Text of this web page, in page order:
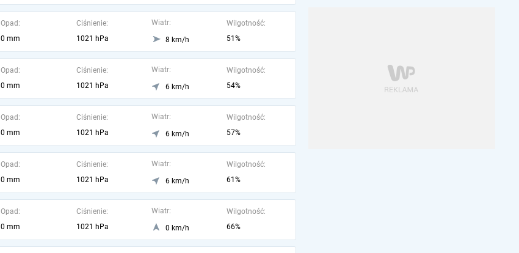
Opad:
0 mm
Ciśnienie:
1021 hPa
Wiatr:
8 km/h
Wilgotność:
51%
Opad:
0 mm
Ciśnienie:
1021 hPa
Wiatr:
6 km/h
Wilgotność:
54%
Opad:
0 mm
Ciśnienie:
1021 hPa
Wiatr:
6 km/h
Wilgotność:
57%
Opad:
0 mm
Ciśnienie:
1021 hPa
Wiatr:
6 km/h
Wilgotność:
61%
Opad:
0 mm
Ciśnienie:
1021 hPa
Wiatr:
0 km/h
Wilgotność:
66%